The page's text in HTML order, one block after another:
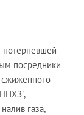
потерпевшей
посредники
сжиженного
газа,